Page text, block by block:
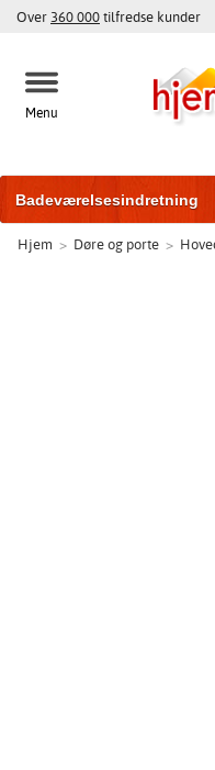
Over 360 000tilfredse kunder
Menu
Badeværelsesindretning
Træningsudstyr
Hjem > Døre og porte >